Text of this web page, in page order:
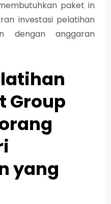
paket in
investasi pelatihan
dengan anggaran
Group
yang